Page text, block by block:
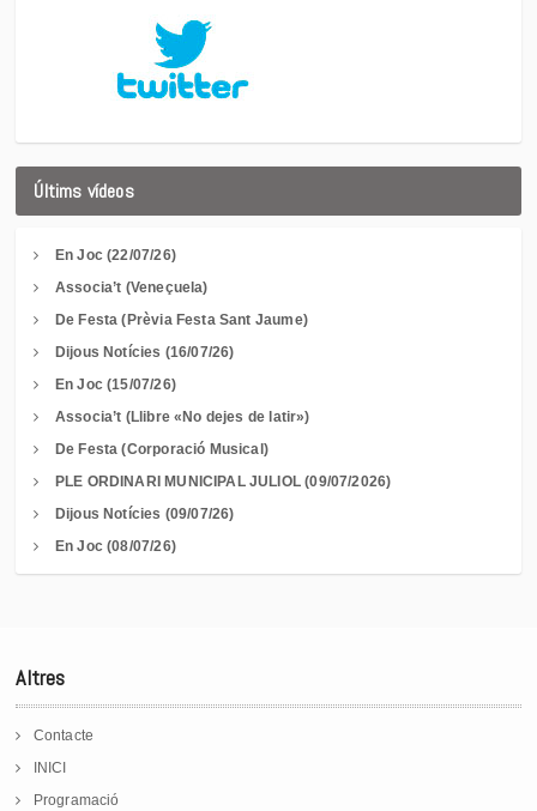
Últims vídeos
En Joc (22/07/26)
Associa’t (Veneçuela)
De Festa (Prèvia Festa Sant Jaume)
Dijous Notícies (16/07/26)
En Joc (15/07/26)
Associa’t (Llibre «No dejes de latir»)
De Festa (Corporació Musical)
PLE ORDINARI MUNICIPAL JULIOL (09/07/2026)
Dijous Notícies (09/07/26)
En Joc (08/07/26)
Altres
Contacte
INICI
Programació